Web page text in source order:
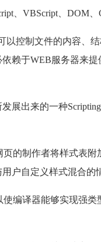
、VBScript、DOM、
控制文件的内容、结
赖于WEB服务器来提
发展出来的一种
页的制作者将样式表
户自定义样式混合的
编译器能够实现强类